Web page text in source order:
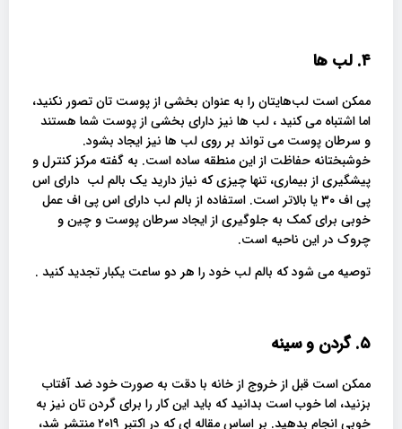
۴. لب ها
ممکن است لب‌هایتان را به عنوان بخشی از پوست تان تصور نکنید،
اما اشتباه می کنید ، لب ها نیز دارای بخشی از پوست شما هستند
و سرطان پوست می تواند بر روی لب ها نیز ایجاد بشود.
خوشبختانه حفاظت از این منطقه ساده است. به گفته مرکز کنترل و
پیشگیری از بیماری، تنها چیزی که نیاز دارید یک بالم لب دارای اس
پی اف ۳۰ یا بالاتر است. استفاده از بالم لب دارای اس پی اف عمل
خوبی برای کمک به جلوگیری از ایجاد سرطان پوست و چین و
چروک در این ناحیه است.
توصیه می شود که بالم لب خود را هر دو ساعت یکبار تجدید کنید .
۵. گردن و سینه
ممکن است قبل از خروج از خانه با دقت به صورت خود ضد آفتاب
بزنید، اما خوب است بدانید که باید این کار را برای گردن تان نیز به
خوبی انجام بدهید. بر اساس مقاله ای که در اکتبر ۲۰۱۹ منتشر شد،